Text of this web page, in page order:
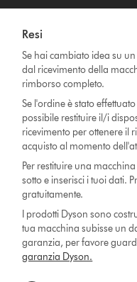
Resi
Se hai cambiato idea su
dal ricevimento della
rimborso completo.
Se l'ordine è stato
possibile restituire il/i
ricevimento per ottenere il
acquisto al momento
Per restituire una
sotto e inserisci i tuoi dati.
gratuitamente.
I prodotti Dyson sono
tua macchina subisse un
garanzia, per favore
garanzia Dyson.